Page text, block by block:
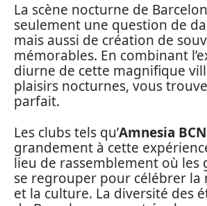
La scène nocturne de
seulement une question de
mais aussi de création de
mémorables. En combinant
diurne de cette magnifique
plaisirs nocturnes, vous
parfait.
Les clubs tels qu’Amnesia BCN
grandement à cette
lieu de rassemblement où les
se regrouper pour célébrer la
et la culture. La diversité des